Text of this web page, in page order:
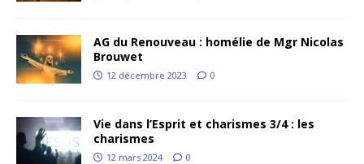
AG du Renouveau : homélie de Mgr Nicolas
Brouwet
12 décembre 2023 0
Vie dans l’Esprit et charismes 3/4 : les
charismes
12 mars 2024 0